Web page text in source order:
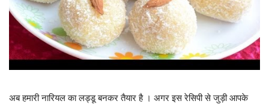
अब हमारी नारियल का लड्डू बनकर तैयार है । अगर इस रेसिपी से जुड़ी आपके